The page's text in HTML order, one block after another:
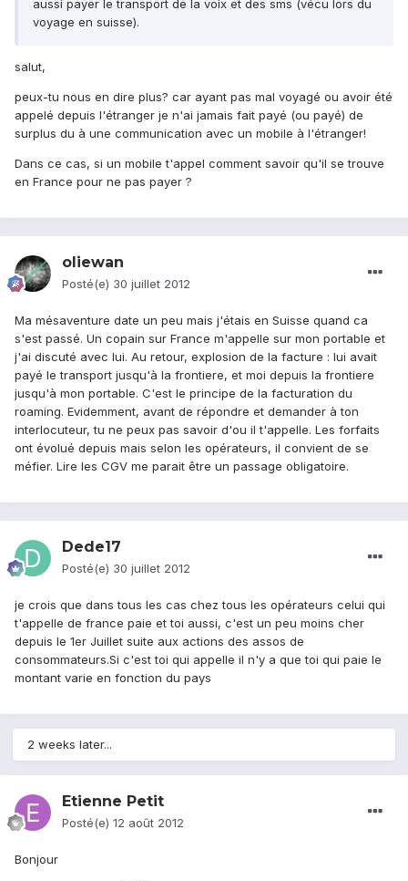
aussi payer le transport de la voix et des sms (vécu lors du
voyage en suisse).
salut,
peux-tu nous en dire plus? car ayant pas mal voyagé ou avoir été
appelé depuis l'étranger je n'ai jamais fait payé (ou payé) de
surplus du à une communication avec un mobile à l'étranger!
Dans ce cas, si un mobile t'appel comment savoir qu'il se trouve
en France pour ne pas payer ?
oliewan
Posté(e) 30 juillet 2012
Ma mésaventure date un peu mais j'étais en Suisse quand ca
s'est passé. Un copain sur France m'appelle sur mon portable et
j'ai discuté avec lui. Au retour, explosion de la facture : lui avait
payé le transport jusqu'à la frontiere, et moi depuis la frontiere
jusqu'à mon portable. C'est le principe de la facturation du
roaming. Evidemment, avant de répondre et demander à ton
interlocuteur, tu ne peux pas savoir d'ou il t'appelle. Les forfaits
ont évolué depuis mais selon les opérateurs, il convient de se
méfier. Lire les CGV me parait être un passage obligatoire.
Dede17
Posté(e) 30 juillet 2012
je crois que dans tous les cas chez tous les opérateurs celui qui
t'appelle de france paie et toi aussi, c'est un peu moins cher
depuis le 1er Juillet suite aux actions des assos de
consommateurs.Si c'est toi qui appelle il n'y a que toi qui paie le
montant varie en fonction du pays
2 weeks later...
Etienne Petit
Posté(e) 12 août 2012
Bonjour